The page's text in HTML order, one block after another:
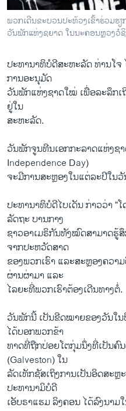
ພາສາອັງກິດ
ວີດີໂອ
ລາຍການກະຈາຍສຽງ
ລາຍງານ
ຕິດຕາມພວກເຮົາ ທີ່
ພາສາຕ່າງໆ
ພວກເດີນຂະບວນປະທ້ວງເຂົ້າຮ່ວມຮ
ວັນພັກແຫ່ງຊຍາດ ໃນນະຄອນຫຼວງວໍ
ປະທານາທິບໍດີສະຫະລັດ ທ່ານໂຈ
ການອະນຸມັດ
ວັນພັກແຫ່ງຊາດໃໝ່ ເພື່ອລະລຶກ
ຢູ່ໃນ
ສະຫະລັດ.
ວັນພັກຈູນທີນເອກກະລາດແຫ່ງຊ
Independence Day)
ຈະມີການສະຫຼອງໃນແຕ່ລະປີໃນ
ປະທານາທິບໍດີໄບເດັນ ກ່າວວ່າ “
ລັດຖະ ບານກາງ
ຊາວອາເມຣິກັນທັງໝົດສາມາດຮູ້
ຈາກປະຫວັດສາດ
ຂອງພວກເຮົາ ແລະສະຫຼອງຄວ
ຜ່ານຜ່າມາ ແລະ
ໄລຍະທີ່ພວກເຮົາຕ້ອງເດີນທາງຕໍ່.
ວັນພັກນີ້ ເປັນຂີດໝາຍຂອງວັນໃ
ໄດ້ບອກພວກຂ້າ
ທາດທີ່ຖືກປ່ອຍໂຕກຸ່ມນຶ່ງທີ່ເປັນຄົ
(Galveston) ໃນ
ລັດເທັກຊັສເຖິງການເປັນອິດສະຫຼ
ປະທານາມິບໍດີ
ເອັບຣາແຮມ ລິງຄອນ ໄດ້ລົງນາ